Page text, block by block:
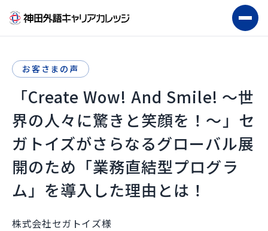
お客さまの声
「Create Wow! And Smile! ～世
界の人々に驚きと笑顔を！～」セ
ガトイズがさらなるグローバル展
開のため「業務直結型プログラ
ム」を導入した理由とは！
株式会社セガトイズ様